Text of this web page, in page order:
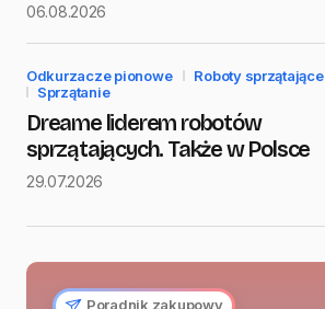
06.08.2026
Odkurzacze pionowe
Roboty sprzątające
Sprzątanie
Dreame liderem robotów
sprzątających. Także w Polsce
29.07.2026
Poradnik zakupowy